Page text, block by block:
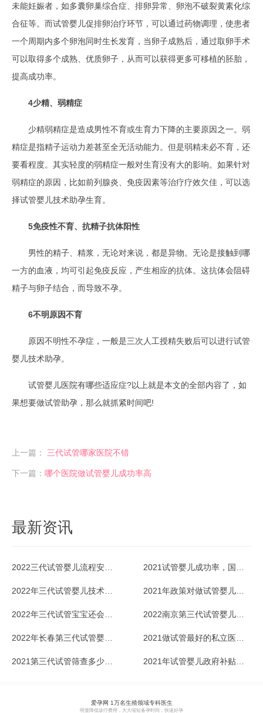
未能妊娠者，如多囊卵巢综合症、排卵异常、卵泡不破裂黄素化综
合征等。而试管婴儿促排卵治疗环节，可以通过药物调理，使患者
一个周期内多个卵泡同时生长发育，当卵子成熟后，通过取卵手术
可以取得多个成熟、优质卵子，从而可以获得更多可移植的胚胎，
提高成功率。
4少精、弱精症
少精弱精症是造成男性不育或生育力下降的主要原因之一。弱
精症是指精子运动力差甚至全无活动能力。但是弱精未必不育，还
要看程度。其实轻度的弱精症一般对生育没有大的影响。如果针对
弱精症的原因，比如前列腺炎、免疫因素等治疗疗效欠佳，可以选
择试管婴儿技术助孕生育。
5免疫性不育、抗精子抗体阳性
男性的精子、精浆，无论对来说，都是异物。无论是接触到哪
一方的血液，均可引起免疫反应，产生相应的抗体。这抗体会阻碍
精子与卵子结合，而导致不孕。
6不明原因不育
原因不明性不孕症，一般是三次人工授精失败后可以进行试管
婴儿技术助孕。
试管婴儿医院有哪些适应症?以上就是本文的全部内容了，如
果想要做试管助孕，那么就抓紧时间吧!
上一篇： 三代试管哪家医院不错
下一篇： 哪个医院做试管婴儿成功率高
最新资讯
爱孕网 1万名生殖领域专科医生
明显降低诊疗费用，大大缩短备孕时间，快速好孕